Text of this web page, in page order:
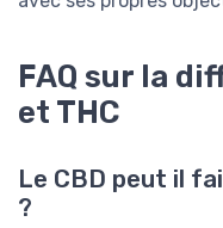
FAQ sur la
et THC
Le CBD peut il
?